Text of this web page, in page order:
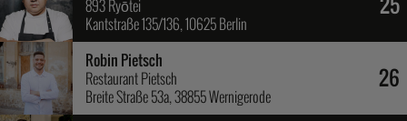
893 Ryōtei
Kantstraße 135/136, 10625 Berlin
26
Robin Pietsch
Restaurant Pietsch
Breite Straße 53a, 38855 Wernigerode